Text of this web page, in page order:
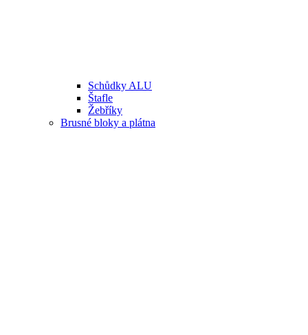
Schůdky ALU
Štafle
Žebříky
Brusné bloky a plátna